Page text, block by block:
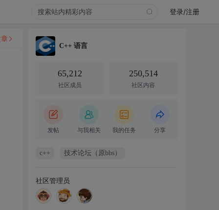
登录/注册
C++ 语言
65,212
社区成员
250,514
社区内容
发帖 与我相关 我的任务 分享
c++ 技术论坛（原bbs）
社区管理员